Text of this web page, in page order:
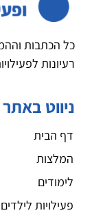
כל הכתבות
רעיונות
ניווט באתר
דף הבית
המלצות
לימודים
פעילויות לילדים